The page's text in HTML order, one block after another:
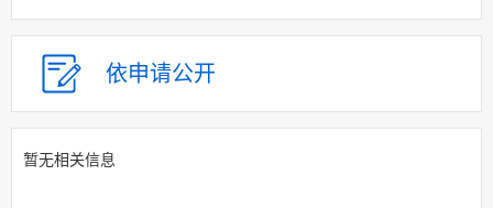
应急管理
乡村振兴（精准脱贫）
整情况
公共服务和中介服务
依申请公开
暂无相关信息